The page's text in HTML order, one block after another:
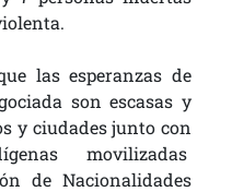
las esperanzas de
son escasas y
y ciudades junto con
movilizadas
de Nacionalidades